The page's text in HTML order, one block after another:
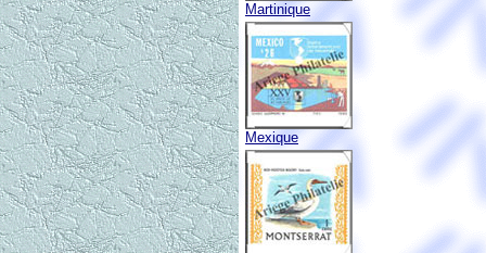
Martinique
Mexique